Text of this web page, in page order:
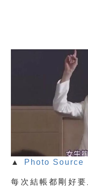
▲ Photo Source
每次結帳都剛好